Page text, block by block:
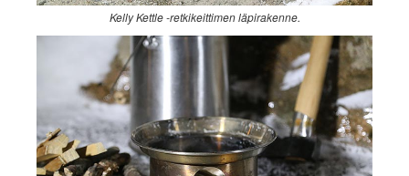
Kelly Kettle -retkikeittimen läpirakenne.